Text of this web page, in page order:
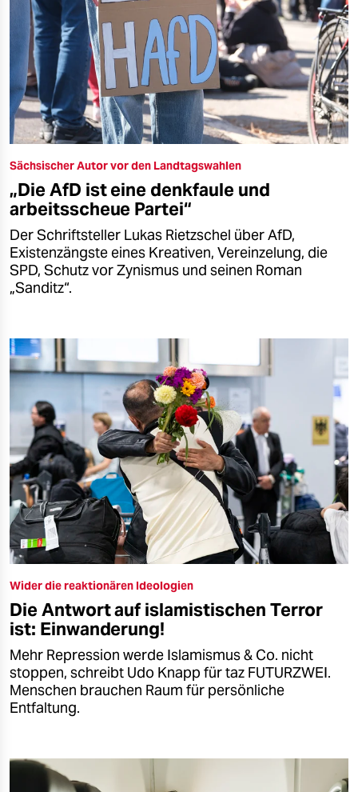
Sächsischer Autor vor den Landtagswahlen
„Die AfD ist eine denkfaule und
arbeitsscheue Partei“
Der Schriftsteller Lukas Rietzschel über AfD,
Existenzängste eines Kreativen, Vereinzelung, die
SPD, Schutz vor Zynismus und seinen Roman
„Sanditz“.
Wider die reaktionären Ideologien
Die Antwort auf islamistischen Terror
ist: Einwanderung!
Mehr Repression werde Islamismus & Co. nicht
stoppen, schreibt Udo Knapp für taz FUTURZWEI.
Menschen brauchen Raum für persönliche
Entfaltung.